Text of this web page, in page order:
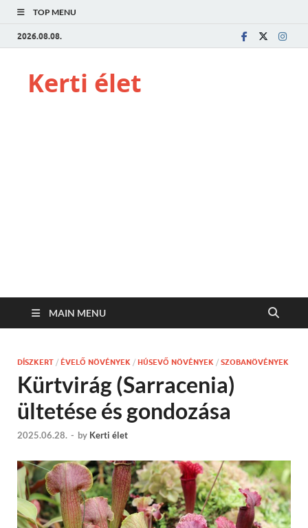
TOP MENU
2026.08.08.
Kerti élet
MAIN MENU
DÍSZKERT / ÉVELŐ NÖVÉNYEK / HÚSEVŐ NÖVÉNYEK / SZOBANÖVÉNYEK
Kürtvirág (Sarracenia)
ültetése és gondozása
2025.06.28. - by Kerti élet